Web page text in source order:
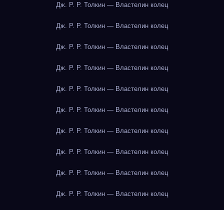
Дж. Р. Р. Толкин — Властелин колец
Дж. Р. Р. Толкин — Властелин колец
Дж. Р. Р. Толкин — Властелин колец
Дж. Р. Р. Толкин — Властелин колец
Дж. Р. Р. Толкин — Властелин колец
Дж. Р. Р. Толкин — Властелин колец
Дж. Р. Р. Толкин — Властелин колец
Дж. Р. Р. Толкин — Властелин колец
Дж. Р. Р. Толкин — Властелин колец
Дж. Р. Р. Толкин — Властелин колец